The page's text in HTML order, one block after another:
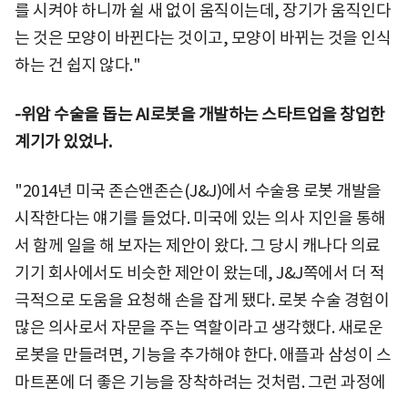
를 시켜야 하니까 쉴 새 없이 움직이는데, 장기가 움직인다
는 것은 모양이 바뀐다는 것이고, 모양이 바뀌는 것을 인식
하는 건 쉽지 않다."
-위암 수술을 돕는 AI로봇을 개발하는 스타트업을 창업한
계기가 있었나.
"2014년 미국 존슨앤존슨(J&J)에서 수술용 로봇 개발을
시작한다는 얘기를 들었다. 미국에 있는 의사 지인을 통해
서 함께 일을 해 보자는 제안이 왔다. 그 당시 캐나다 의료
기기 회사에서도 비슷한 제안이 왔는데, J&J쪽에서 더 적
극적으로 도움을 요청해 손을 잡게 됐다. 로봇 수술 경험이
많은 의사로서 자문을 주는 역할이라고 생각했다. 새로운
로봇을 만들려면, 기능을 추가해야 한다. 애플과 삼성이 스
마트폰에 더 좋은 기능을 장착하려는 것처럼. 그런 과정에